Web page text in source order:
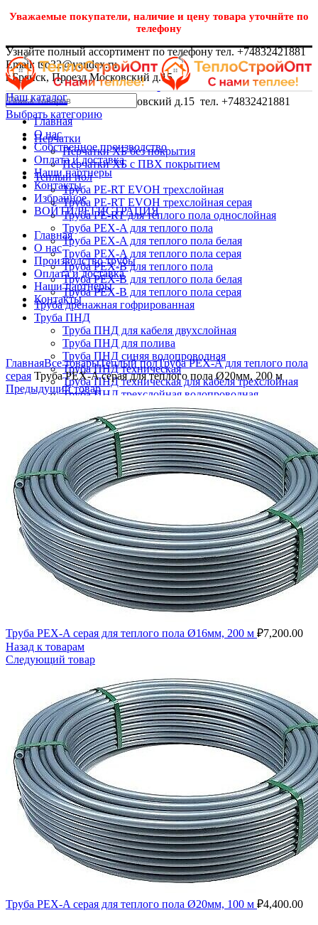
Уважаемые покупатели, наличие и цену товара уточнйте по
телефону
Узнайте полный ассортимент по телефону тел. +74832421881
Email: tso32@yandex.ru
г.Брянск, Проезд Московский д.15
г.Брянск, Проезд Московский д.15 тел. +74832421881
Выбрать категорию
Перчатки
Перчатки ХБ без покрытия
Перчатки ХБ с ПВХ покрытием
Теплый пол
Труба PE-RT EVOH трехслойная
Труба PE-RT EVOH трехслойная серая
Труба PE-RT для теплого пола однослойная
Труба PEX-A для теплого пола
Труба PEX-A для теплого пола белая
Труба PEX-A для теплого пола серая
Труба PEX-B для теплого пола
Труба PEX-B для теплого пола белая
Труба PEX-B для теплого пола серая
Труба дренажная гофрированная
Труба ПНД
Труба ПНД для кабеля двухслойная
Труба ПНД для полива
Труба ПНД синяя водопроводная
Труба ПНД техническая
Труба ПНД техническая для кабеля трехслойная
Труба ПНД трехслойная водопроводная
Труба ПНД черная водопроводная
Логин / Регистрация
Избранное
0 пунктов / ₽0.00
Меню
пунктов / ₽0.00
Наш каталог
Главная
О нас
Собственное производство
Оплата и доставка
Наши партнеры
Контакты
Избранное
ВОЙТИ/РЕГИСТРАЦИЯ
Главная
О нас
Производство трубы
Оплата и доставка
Наши партнеры
Контакты
Увеличить
ГлавнаяВсе товарыТеплый полТруба PEX-A для теплого пола
серая Труба PEX-A серая для теплого пола Ø20мм, 200 м
Предыдущий товар
Труба PEX-A серая для теплого пола Ø16мм, 200 м ₽7,200.00
Назад к товарам
Следующий товар
Труба PEX-A серая для теплого пола Ø20мм, 100 м ₽4,400.00